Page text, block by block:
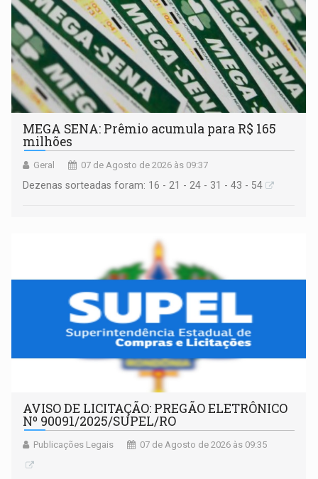
MEGA SENA: Prêmio acumula para R$ 165
milhões
Geral 07 de Agosto de 2026 às 09:37
Dezenas sorteadas foram: 16 - 21 - 24 - 31 - 43 - 54
AVISO DE LICITAÇÃO: PREGÃO ELETRÔNICO
Nº 90091/2025/SUPEL/RO
Publicações Legais 07 de Agosto de 2026 às 09:35